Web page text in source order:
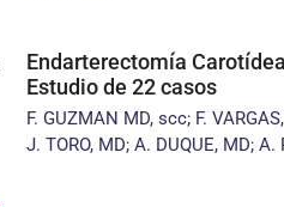
Endarterectomía
Estudio de 22 casos
F. GUZMAN MD, scc; F.
J. TORO, MD; A. DUQUE, MD; A.